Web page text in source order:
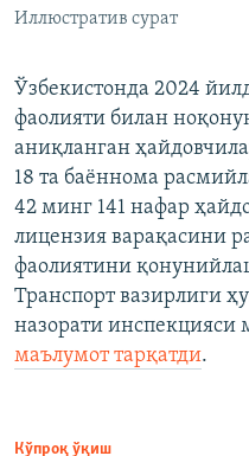
Иллюстратив сурат
Ўзбекистонда 2024
фаолияти билан
аниқланган
18 та баённома
42 минг 141 нафар
лицензия варақасини
фаолиятини
Транспорт вазирлиги
назорати инспекцияси
маълумот тарқатди.
Кўпроқ ўқиш